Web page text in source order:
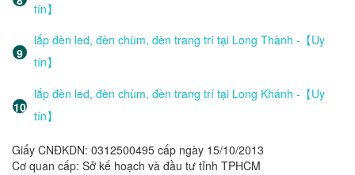
tín】
lắp đèn led, đèn chùm, đèn trang trí tại Long Thành -【Uy
tín】
lắp đèn led, đèn chùm, đèn trang trí tại Long Khánh -【Uy
tín】
Giấy CNĐKDN: 0312500495 cấp ngày 15/10/2013
Cơ quan cấp: Sở kế hoạch và đầu tư tỉnh TPHCM